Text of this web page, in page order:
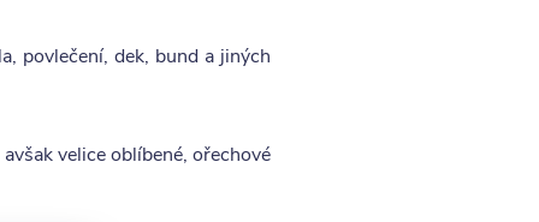
povlečení, dek, bund a jiných
velice oblíbené, ořechové